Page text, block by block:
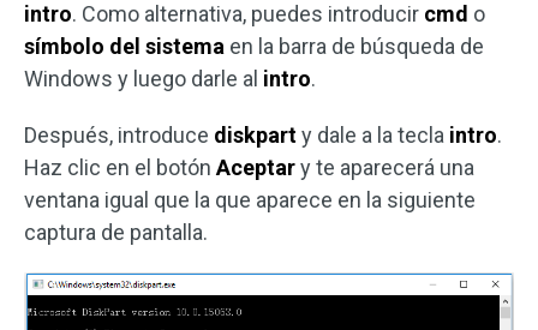
intro. Como alternativa, puedes introducir cmd o
símbolo del sistema en la barra de búsqueda de
Windows y luego darle al intro.
Después, introduce diskparty dale a la tecla intro.
Haz clic en el botón Aceptary te aparecerá una
ventana igual que la que aparece en la siguiente
captura de pantalla.